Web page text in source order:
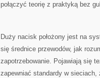
połączyć teorię z praktyką bez
Duży nacisk położony jest na
się średnice przewodów, jak
zapotrzebowanie. Pojawiają się
zapewniać standardy w